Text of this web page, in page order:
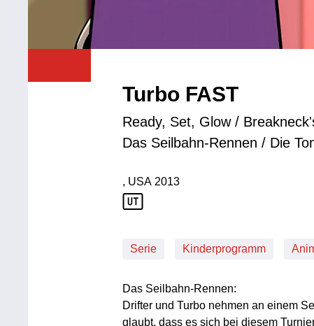
Turbo FAST
Ready, Set, Glow /
Das Seilbahn-Rennen / Die
Produktionsland: USA
, USA
Produktionsjahr: 2013
2013
Serie Kinderprogramm
Das Seilbahn-Rennen:
Drifter und Turbo nehmen an einem
glaubt, dass es sich bei diesem